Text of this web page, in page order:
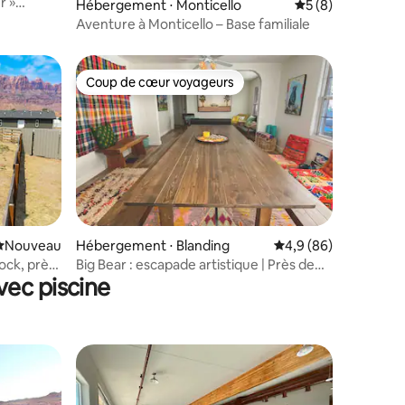
Hébergement ⋅ Monticello Évaluation
5 (8)
Aventure à Monticello – Base familiale
: 4,88 sur 5
hébergement
Nouveau
près
Coup de cœur voyageurs
Coup de cœur voyageurs
Hébergement ⋅ Blanding Évaluation moyenne
4,9 (86)
Big Bear : escapade artistique | Près de
Bears Ears
piscine